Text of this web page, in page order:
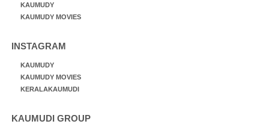
KAUMUDY
KAUMUDY MOVIES
INSTAGRAM
KAUMUDY
KAUMUDY MOVIES
KERALAKAUMUDI
KAUMUDI GROUP